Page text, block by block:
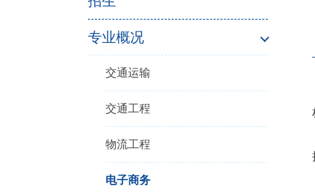
专业概况
交通运输
交通工程
物流工程
电子商务